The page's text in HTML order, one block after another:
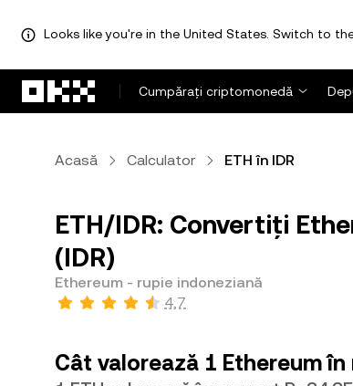
Looks like you're in the United States. Switch to
Cumpărați criptomonedă
Acasă Calculator ETH în IDR
ETH/IDR: Convertiți
(IDR)
Ethereum - rupie indoneziană
4,7
Cât valorează 1 Ethereum